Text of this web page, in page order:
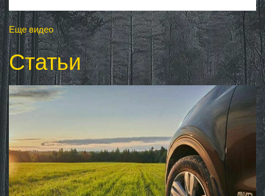
Еще видео
Статьи